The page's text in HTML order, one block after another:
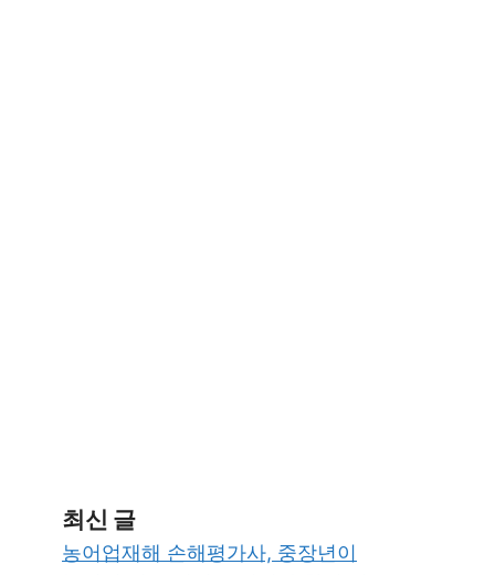
최신 글
농어업재해 손해평가사, 중장년이